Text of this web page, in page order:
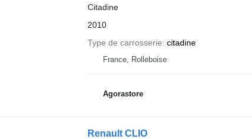
Citadine
2010
Type de carrosserie citadine
France, Rolleboise
Agorastore
Renault CLIO